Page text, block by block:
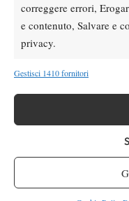
correggere errori,
e contenuto, Salvare e
privacy.
Gestisci 1410 fornitori
Testata giornalistica
10268 del 15/09/2025
Direttore Responsabile:
HOME
WTA
CHALLENGER